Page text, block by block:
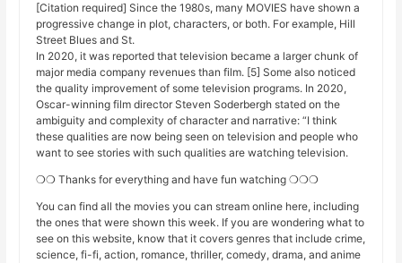
[Citation required] Since the 1980s, many MOVIES have shown a
progressive change in plot, characters, or both. For example, Hill
Street Blues and St.
In 2020, it was reported that television became a larger chunk of
major media company revenues than film. [5] Some also noticed
the quality improvement of some television programs. In 2020,
Oscar-winning film director Steven Soderbergh stated on the
ambiguity and complexity of character and narrative: “I think
these qualities are now being seen on television and people who
want to see stories with such qualities are watching television.
❍❍ Thanks for everything and have fun watching ❍❍❍
You can find all the movies you can stream online here, including
the ones that were shown this week. If you are wondering what to
see on this website, know that it covers genres that include crime,
science, fi-fi, action, romance, thriller, comedy, drama, and anime